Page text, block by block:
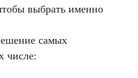
выбрать именно
самых
числе: